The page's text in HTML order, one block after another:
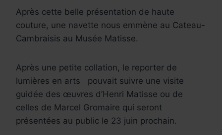
Après cette belle présentation de haute
couture, une navette nous emmène au Cateau-
Cambraisis au Musée Matisse.
Après une petite collation, le reporter de
lumières en arts pouvait suivre une visite
guidée des œuvres d’Henri Matisse ou de
celles de Marcel Gromaire qui seront
présentées au public le 23 juin prochain.